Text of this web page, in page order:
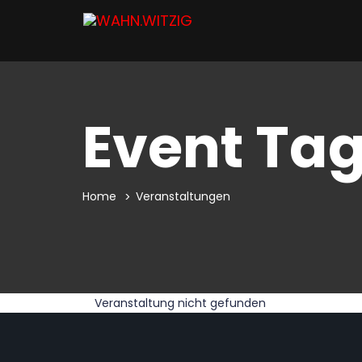
Event
Home Veranstaltungen
Veranstaltung nicht gefunden